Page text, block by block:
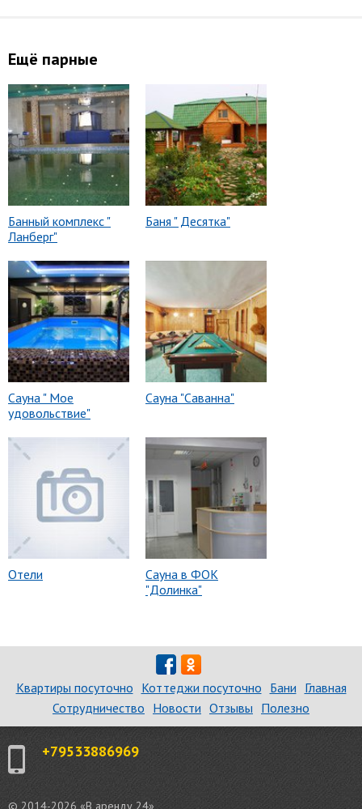
Ещё парные
Банный комплекс "
Ланберг"
Баня " Десятка"
Сауна " Мое
удовольствие"
Сауна "Саванна"
Отели
Сауна в ФОК
"Долинка"
Квартиры посуточно Коттеджи посуточно Бани Главная
Сотрудничество Новости Отзывы Полезно
+79533886969
© 2014-2026 «В аренду 24»